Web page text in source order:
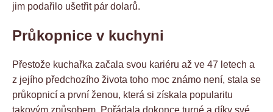
jim podařilo ušetřit pár dolarů.
Průkopnice v kuchyni
Přestože kuchařka začala svou kariéru až ve 47 letech a
z jejího předchozího života toho moc známo není, stala se
průkopnicí a první ženou, která si získala popularitu
takovým způsobem. Pořádala dokonce turné a díky své